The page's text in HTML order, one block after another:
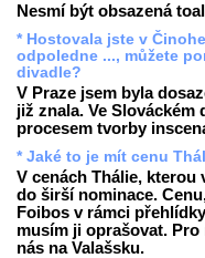
Nesmí být obsazená
* Hostovala jste v
odpoledne ..., můžete
divadle?
V Praze jsem byla
již znala. Ve
procesem tvorby
* Jaké to je mít cenu
V cenách Thálie, kterou
do širší nominace.
Foibos v rámci
musím ji oprašovat.
nás na Valašsku.